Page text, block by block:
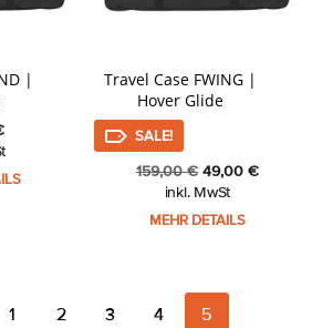
|
Travel Case FWING |
Hover Glide
SALE!
159,00€ Ursprünglicher
Preis
war:
49,00 €Aktueller
inkl. MwSt
MEHR DETAILS
1 2 3 4 5